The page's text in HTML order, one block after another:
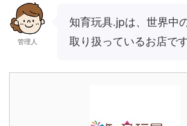
管理人
知育玩具.jpは、世界中
取り扱っているお店です